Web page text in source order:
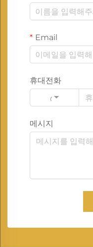
Email
휴대전화
Code
메시지